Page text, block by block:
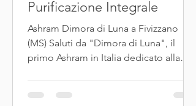
Purificazione Integrale
Ashram Dimora di Luna a Fivizzano
(MS) Saluti da "Dimora di Luna", il
primo Ashram in Italia dedicato alla